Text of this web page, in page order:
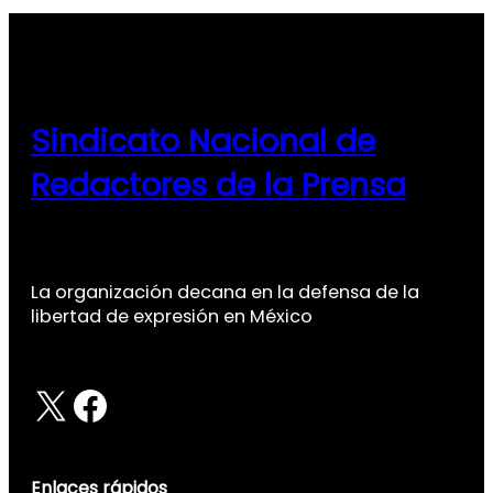
Sindicato Nacional de
Redactores de la Prensa
La organización decana en la defensa de la
libertad de expresión en México
X Facebook